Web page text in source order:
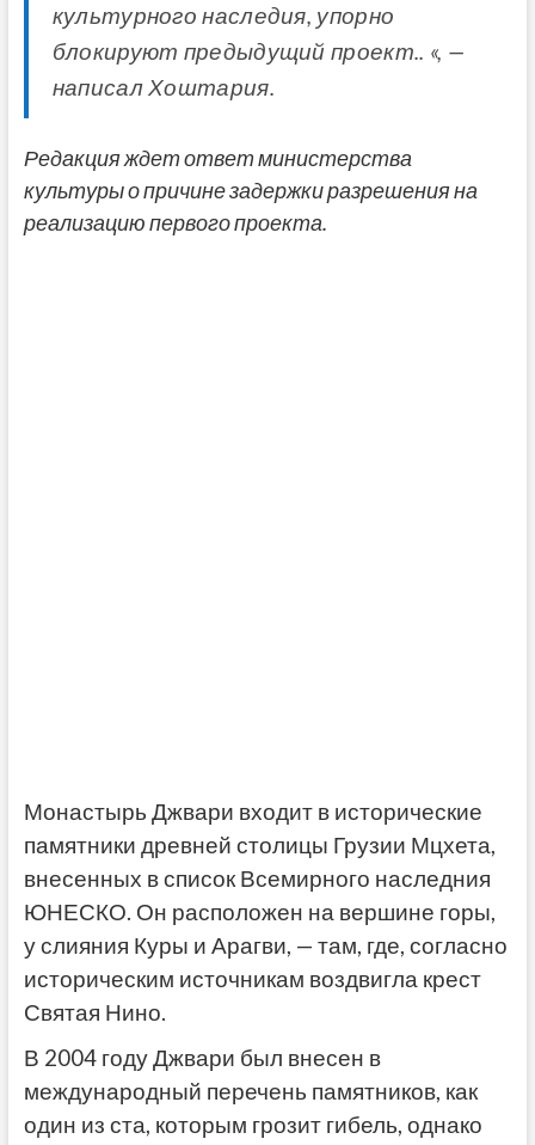
культурного наследия, упорно
блокируют предыдущий проект.. «, —
написал Хоштария.
Редакция ждет ответ министерства
культуры о причине задержки разрешения на
реализацию первого проекта.
историческим источникам воздвигла крест
Святая Нино.
В 2004 году Джвари был внесен в
международный перечень памятников, как
один из ста, которым грозит гибель, однако
реставрационные работы 2007 года
позволили исключить его из этого списка.
«Новости-Грузия» в Telegram:подписаться
>>>